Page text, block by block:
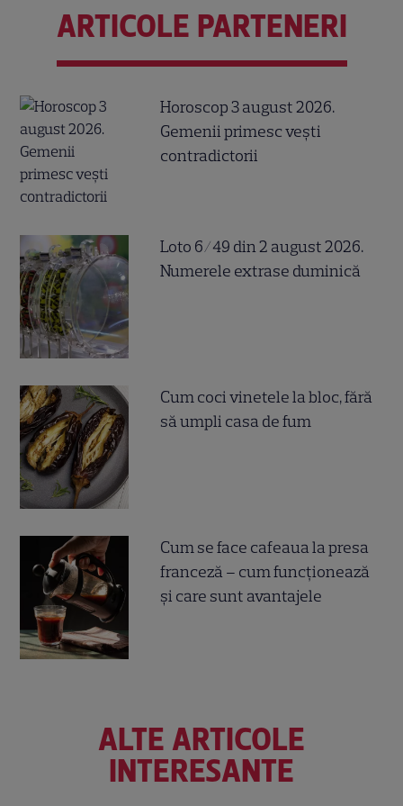
ARTICOLE PARTENERI
Horoscop 3 august 2026.
Gemenii primesc vești
contradictorii
Loto 6/49 din 2 august 2026.
Numerele extrase duminică
Cum coci vinetele la bloc, fără
să umpli casa de fum
Cum se face cafeaua la presa
franceză – cum funcționează
și care sunt avantajele
ALTE ARTICOLE
INTERESANTE